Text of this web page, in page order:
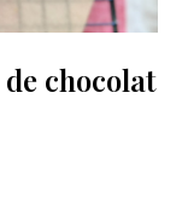
chocolat